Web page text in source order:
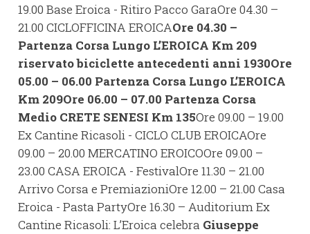
19.00 Base Eroica - Ritiro Pacco GaraOre 04.30 –
21.00 CICLOFFICINA EROICAOre 04.30 –
Partenza Corsa Lungo L’EROICA Km 209
riservato biciclette antecedenti anni 1930Ore
05.00 – 06.00 Partenza Corsa Lungo L’EROICA
Km 209Ore 06.00 – 07.00 Partenza Corsa
Medio CRETE SENESI Km 135Ore 09.00 – 19.00
Ex Cantine Ricasoli - CICLO CLUB EROICAOre
09.00 – 20.00 MERCATINO EROICOOre 09.00 –
23.00 CASA EROICA - FestivalOre 11.30 – 21.00
Arrivo Corsa e PremiazioniOre 12.00 – 21.00 Casa
Eroica - Pasta PartyOre 16.30 – Auditorium Ex
Cantine Ricasoli: L’Eroica celebra Giuseppe